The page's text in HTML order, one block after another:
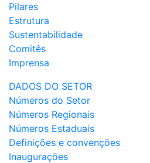
Pilares
Estrutura
Sustentabilidade
Comitês
Imprensa
DADOS DO SETOR
Números do Setor
Números Regionais
Números Estaduais
Definições e convenções
Inaugurações